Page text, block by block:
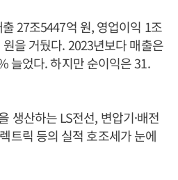
27조5447억 원, 영업이익 1조
을 거뒀다. 2023년보다 매출은
늘었다. 하지만 순이익은 31.
생산하는 LS전선, 변압기·배전
트릭 등의 실적 호조세가 눈에